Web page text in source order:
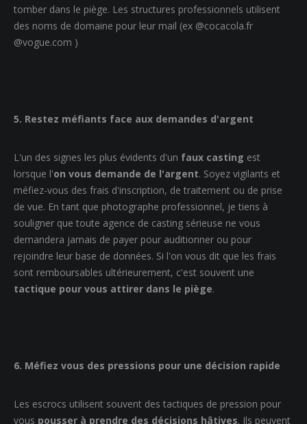
tomber dans le piège. Les structures professionnels utilisent
des noms de domaine pour leur mail (ex @cocacola.fr
@vogue.com )
5. Restez méfiants face aux demandes d'argent
L'un des signes les plus évidents d'un faux casting est
lorsque l'on vous demande de l'argent. Soyez vigilants et
méfiez-vous des frais d'inscription, de traitement ou de prise
de vue. En tant que photographe professionnel, je tiens à
souligner que toute agence de casting sérieuse ne vous
demandera jamais de payer pour auditionner ou pour
rejoindre leur base de données. Si l'on vous dit que les frais
sont remboursables ultérieurement, c'est souvent une
tactique pour vous attirer dans le piège.
6. Méfiez vous des pressions pour une décision rapide
Les escrocs utilisent souvent des tactiques de pression pour
vous pousser à prendre des décisions hâtives. Ils peuvent